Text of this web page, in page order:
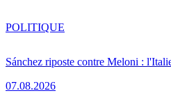
Sánchez riposte contre Meloni :
07.08.2026
POLITIQUE